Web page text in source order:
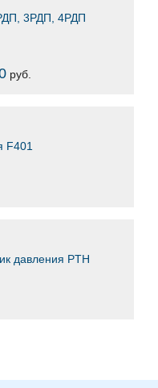
3РДП, 4РДП
руб.
F401
давления PTH